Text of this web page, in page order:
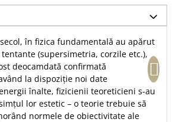
în fizica fundamentală au apărut
(supersimetria, corzile etc.),
deocamdată confirmată
la dispoziție noi date
înalte, fizicienii teoreticieni s-au
lor estetic – o teorie trebuie să
normele de obiectivitate ale